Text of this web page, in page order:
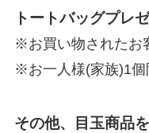
トートバッグプレ
※お買い物されたお
※お一人様(家族)1個
その他、目玉商品